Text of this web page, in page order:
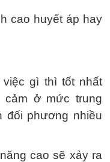
cao huyết áp hay
gì thì tốt nhất
cảm ở mức trung
đối phương nhiều
cao sẽ xảy ra